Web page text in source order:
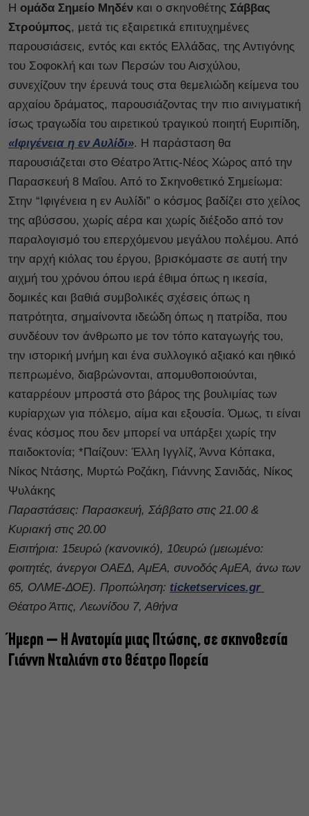
Η ομάδα Σημείο Μηδέν και ο σκηνοθέτης Σάββας
Στρούμπος, μετά τις εξαιρετικά επιτυχημένες
παρουσιάσεις, εντός και εκτός Ελλάδας, της Αντιγόνης
του Σοφοκλή και των Περσών του Αισχύλου,
συνεχίζουν την έρευνά τους στα θεμελιώδη κείμενα του
αρχαίου δράματος, παρουσιάζοντας την πιο αινιγματική
ίσως τραγωδία του αιρετικού τραγικού ποιητή Ευριπίδη,
«Ιφιγένεια η εν Αυλίδι». Η παράσταση θα
παρουσιάζεται στο Θέατρο Άττις-Νέος Χώρος από την
Παρασκευή 8 Μαΐου. Από το Σκηνοθετικό Σημείωμα:
Στην “Ιφιγένεια η εν Αυλίδι” ο κόσμος βαδίζει στο χείλος
της αβύσσου, χωρίς αέρα και χωρίς διέξοδο από τον
παραλογισμό του επερχόμενου μεγάλου πολέμου. Από
την αρχή κιόλας του έργου, βρισκόμαστε σε αυτή την
αιχμή του χρόνου όπου ιερά έθιμα όπως η ικεσία,
δομικές και βαθιά συμβολικές σχέσεις όπως η
πατρότητα, σημαίνοντα ιδεώδη όπως η πατρίδα, που
συνδέουν τον άνθρωπο με τον τόπο καταγωγής του,
την ιστορική μνήμη και ένα συλλογικό αξιακό και ηθικό
πεπρωμένο, διαβρώνονται, απομυθοποιούνται,
καταρρέουν μπροστά στο βάρος της βουλιμίας των
κυρίαρχων για πόλεμο, αίμα και εξουσία. Όμως, τι είναι
ένας κόσμος που δεν μπορεί να υπάρξει χωρίς την
παιδοκτονία; *Παίζουν: Έλλη Ιγγλίζ, Άννα Κόπακα,
Νίκος Ντάσης, Μυρτώ Ροζάκη, Γιάννης Σανιδάς, Νίκος
Ψυλάκης
Παραστάσεις: Παρασκευή, Σάββατο στις 21.00 &
Κυριακή στις 20.00
Εισιτήρια: 15ευρώ (κανονικό), 10ευρώ (μειωμένο:
φοιτητές, άνεργοι ΟΑΕΔ, ΑμΕΑ, συνοδός ΑμΕΑ, άνω των
65, ΟΛΜΕ-ΔΟΕ). Προπώληση: ticketservices.gr
Θέατρο Άττις, Λεωνίδου 7, Αθήνα
Ήμερη – Η Ανατομία μιας Πτώσης, σε σκηνοθεσία
Γιάννη Νταλιάνη στο Θέατρο Πορεία